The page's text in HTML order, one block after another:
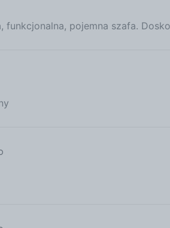
funkcjonalna, pojemna szafa.